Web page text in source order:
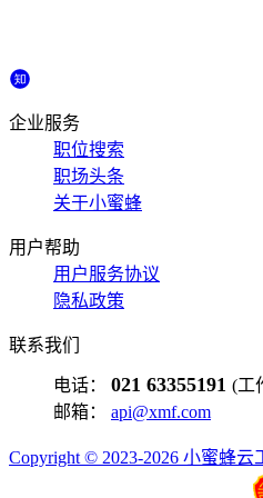
企业服务
职位搜索
职场头条
关于小蜜蜂
用户帮助
用户服务协议
隐私政策
联系我们
电话： 021 63355191 (工
邮箱： api@xmf.com
Copyright © 2023-2026 小蜜蜂云